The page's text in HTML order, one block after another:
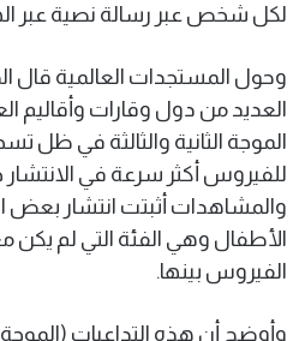
لكل شخص عبر رسالة نصية عبر
وحول المستجدات العالمية قال
العديد من دول وقارات وأقاليم
الموجة الثانية والثالثة في ظل
للفيروس أكثر سرعة في
والمشاهدات أثبتت انتشار بعض
الأطفال وهي الفئة التي لم يكن
الفيروس بينها.
وأوضح أن هذه التداعيات (الموجة